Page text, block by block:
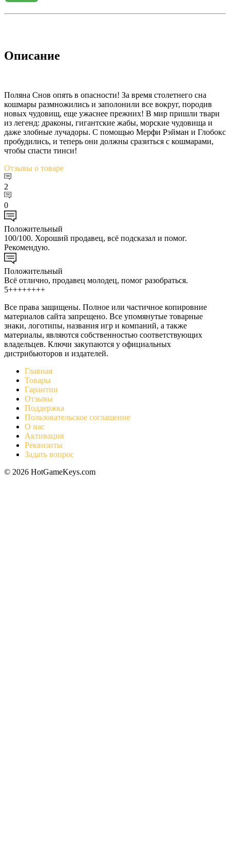
Описание
Поляна Снов опять в опасности! За время столетнего сна
кошмары размножились и заполонили все вокруг, породив
новых чудовищ, еще ужаснее прежних! В мир пришли твари
из легенд: драконы, гигантские жабы, морские чудовища и
даже злобные лучадоры. С помощью Мерфи Рэйман и Глобокс
пробудились, и теперь они должны сразиться с кошмарами,
чтобы спасти тинси!
Отзывы о товаре
2
0
Положительный
100/100. Хороший продавец, всё подсказал и помог.
Рекомендую.
Положительный
Всё отлично, продавец молодец, помог разобраться.
5++++++++
Все права защищены. Полное или частичное копировние
материалов сайта запрещено. Все упомянутые товарные
знаки, логотипы, названия игр и компаний, а также
материалы, являются собственностью соответствующих
владельцев. Ключи закупаются у официальных
дистрибьюторов и издателей.
Главная
Товары
Гарантии
Отзывы
Поддержка
Пользовательское соглашение
О нас
Активация
Реквизиты
Задать вопрос
© 2026 HotGameKeys.com